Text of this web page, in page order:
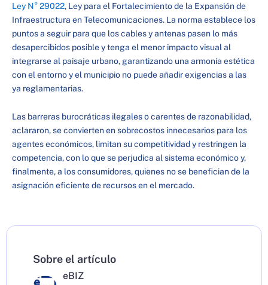
Ley N° 29022, Ley para el Fortalecimiento de la Expansión de
Infraestructura en Telecomunicaciones. La norma establece los
puntos a seguir para que los cables y antenas pasen lo más
desapercibidos posible y tenga el menor impacto visual al
integrarse al paisaje urbano, garantizando una armonía estética
con el entorno y el municipio no puede añadir exigencias a las
ya reglamentarias.
Las barreras burocráticas ilegales o carentes de razonabilidad,
aclararon, se convierten en sobrecostos innecesarios para los
agentes económicos, limitan su competitividad y restringen la
competencia, con lo que se perjudica al sistema económico y,
finalmente, a los consumidores, quienes no se benefician de la
asignación eficiente de recursos en el mercado.
Sobre el artículo
eBIZ